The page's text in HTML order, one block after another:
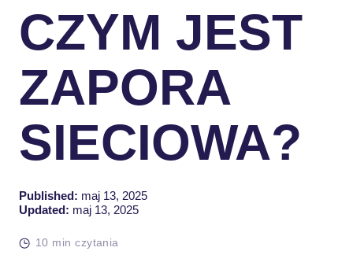
CZYM JEST
ZAPORA
SIECIOWA?
Published: maj 13, 2025
Updated: maj 13, 2025
10 min czytania